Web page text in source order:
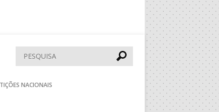
Pesquisar
NACIONAIS